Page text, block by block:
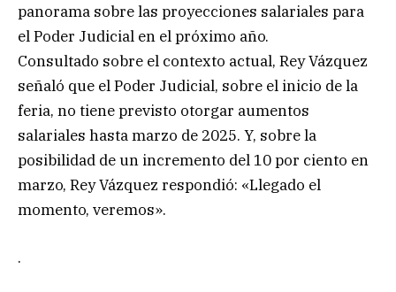
panorama sobre las proyecciones salariales para
el Poder Judicial en el próximo año.
Consultado sobre el contexto actual, Rey Vázquez
señaló que el Poder Judicial, sobre el inicio de la
feria, no tiene previsto otorgar aumentos
salariales hasta marzo de 2025. Y, sobre la
posibilidad de un incremento del 10 por ciento en
marzo, Rey Vázquez respondió: «Llegado el
momento, veremos».
.